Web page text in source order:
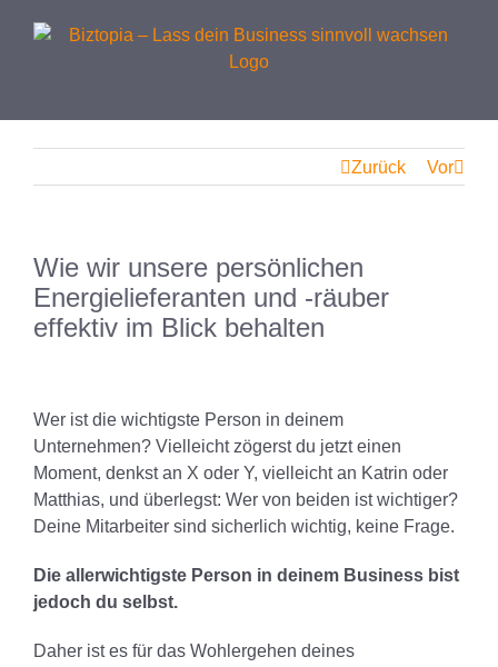
Zurück Vor
Wie wir unsere persönlichen
Energielieferanten und -räuber
effektiv im Blick behalten
Larger
Image
Wer ist die wichtigste Person in deinem
Unternehmen? Vielleicht zögerst du jetzt einen
Moment, denkst an X oder Y, vielleicht an Katrin oder
Matthias, und überlegst: Wer von beiden ist wichtiger?
Deine Mitarbeiter sind sicherlich wichtig, keine Frage.
Die allerwichtigste Person in deinem Business bist
jedoch du selbst.
Daher ist es für das Wohlergehen deines